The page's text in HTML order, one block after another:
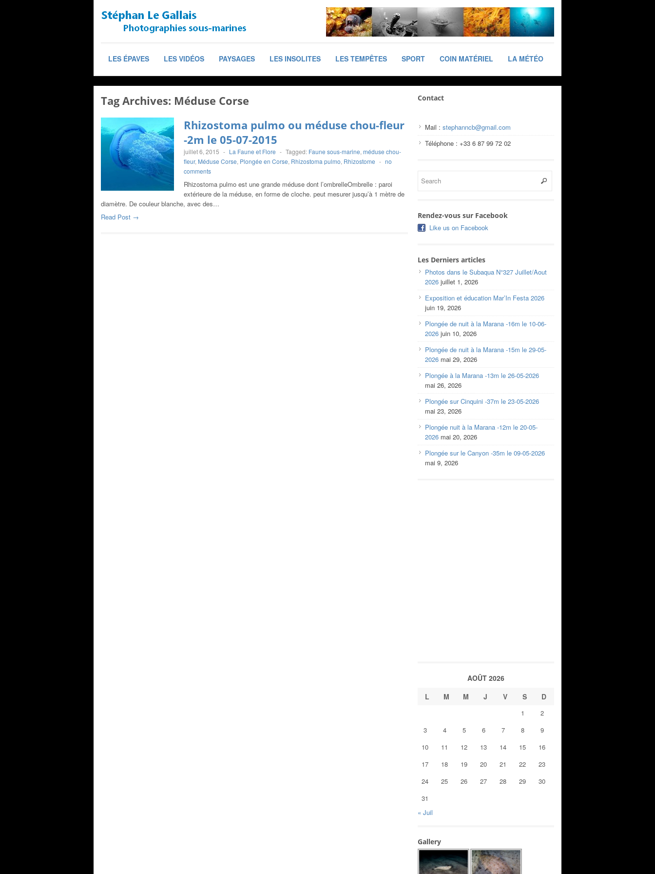
LES ÉPAVES LES VIDÉOS PAYSAGES LES INSOLITES LES TEMPÊTES SPORT COIN MATÉRIEL LA MÉTÉO
Tag Archives: Méduse Corse
Rhizostoma pulmo ou méduse chou-fleur
-2m le 05-07-2015
juillet 6, 2015 - La Faune et Flore - Tagged: Faune sous-marine, méduse chou-
fleur, Méduse Corse, Plongée en Corse, Rhizostoma pulmo, Rhizostome - no
comments
Rhizostoma pulmo est une grande méduse dont l’ombrelleOmbrelle : paroi
extérieure de la méduse, en forme de cloche. peut mesurer jusqu’à 1 mètre de
diamètre. De couleur blanche, avec des…
Read Post →
Contact
Mail : stephanncb@gmail.com
Téléphone : +33 6 87 99 72 02
Rendez-vous sur Facebook
Like us on Facebook
Les Derniers articles
Photos dans le Subaqua N°327 Juillet/Aout
2026 juillet 1, 2026
Exposition et éducation Mar’In Festa 2026
juin 19, 2026
Plongée de nuit à la Marana -16m le 10-06-
2026 juin 10, 2026
Plongée de nuit à la Marana -15m le 29-05-
2026 mai 29, 2026
Plongée à la Marana -13m le 26-05-2026
mai 26, 2026
Plongée sur Cinquini -37m le 23-05-2026
mai 23, 2026
Plongée nuit à la Marana -12m le 20-05-
2026 mai 20, 2026
Plongée sur le Canyon -35m le 09-05-2026
mai 9, 2026
AOÛT 2026
L
M M J V S D
1
2
3
4 5 6 7 8
9
10
11 12 13 14 15
16
17
18 19 20 21 22
23
24
25 26 27 28 29
30
31
« Juil
Gallery